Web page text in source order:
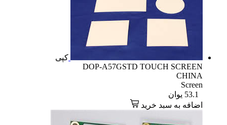
کپی
DOP-A57GSTD TOUCH SCREEN
CHINA
Screen
53.1 یوان
اضافه به سبد خرید